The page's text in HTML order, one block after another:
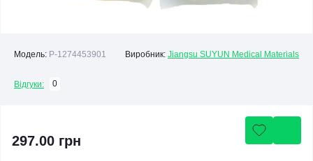
Модель: P-1274453901 Виробник: Jiangsu SUYUN Medical Materials
Відгуки: 0
297.00 грн